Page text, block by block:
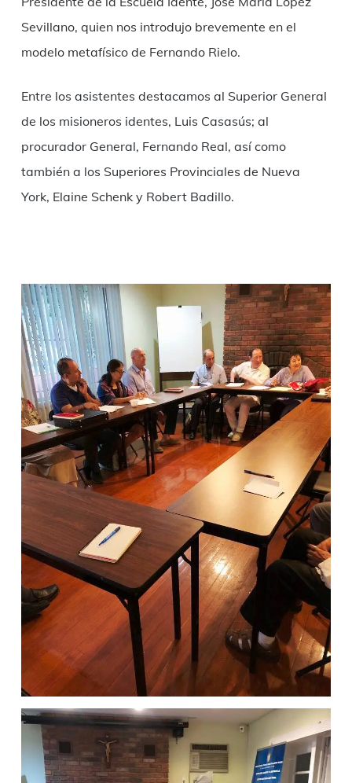
Sevillano, quien nos introdujo brevemente en el
modelo metafísico de Fernando Rielo.
Entre los asistentes destacamos al Superior General
de los misioneros identes, Luis Casasús; al
procurador General, Fernando Real, así como
también a los Superiores Provinciales de Nueva
York, Elaine Schenk y Robert Badillo.